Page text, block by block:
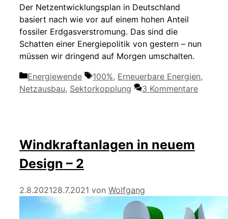
Der Netzentwicklungsplan in Deutschland
basiert nach wie vor auf einem hohen Anteil
fossiler Erdgasverstromung. Das sind die
Schatten einer Energiepolitik von gestern – nun
müssen wir dringend auf Morgen umschalten.
Kategorien
Energiewende Schlagwörter
100%, Erneuerbare Energien,
Netzausbau, Sektorkopplung 3 Kommentare
Windkraftanlagen in neuem
Design – 2
2.8.202128.7.2021 von Wolfgang